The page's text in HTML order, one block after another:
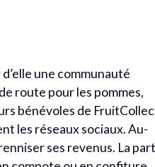
une communauté
route pour les pommes,
bénévoles de
les réseaux sociaux. Au-
ses revenus. La